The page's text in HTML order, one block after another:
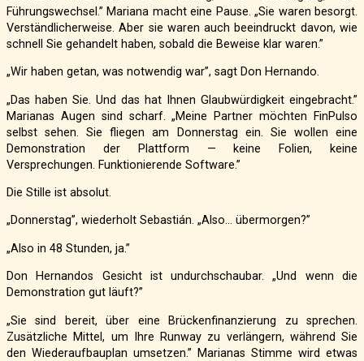
Führungswechsel.” Mariana macht eine Pause. „Sie waren besorgt.
Verständlicherweise. Aber sie waren auch beeindruckt davon, wie
schnell Sie gehandelt haben, sobald die Beweise klar waren.”
„Wir haben getan, was notwendig war”, sagt Don Hernando.
„Das haben Sie. Und das hat Ihnen Glaubwürdigkeit eingebracht.”
Marianas Augen sind scharf. „Meine Partner möchten FinPulso
selbst sehen. Sie fliegen am Donnerstag ein. Sie wollen eine
Demonstration der Plattform — keine Folien, keine
Versprechungen. Funktionierende Software.”
Die Stille ist absolut.
„Donnerstag”, wiederholt Sebastián. „Also… übermorgen?”
„Also in 48 Stunden, ja.”
Don Hernandos Gesicht ist undurchschaubar. „Und wenn die
Demonstration gut läuft?”
„Sie sind bereit, über eine Brückenfinanzierung zu sprechen.
Zusätzliche Mittel, um Ihre Runway zu verlängern, während Sie
den Wiederaufbauplan umsetzen.” Marianas Stimme wird etwas